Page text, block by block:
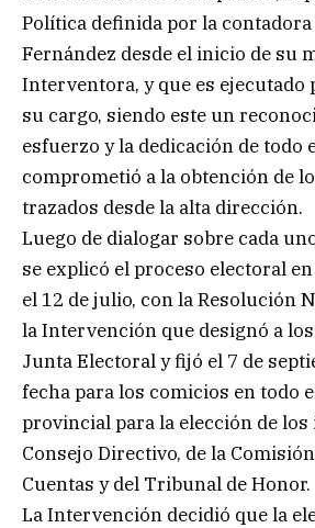
Política definida por la
Fernández desde el inicio de su
Interventora, y que es ejecutado
su cargo, siendo este un
esfuerzo y la dedicación de todo
comprometió a la obtención de
trazados desde la alta dirección.
Luego de dialogar sobre cada
se explicó el proceso electoral
el 12 de julio, con la Resolución
la Intervención que designó a
Junta Electoral y fijó el 7 de
fecha para los comicios en todo
provincial para la elección de
Consejo Directivo, de la
Cuentas y del Tribunal de Honor.
La Intervención decidió que la